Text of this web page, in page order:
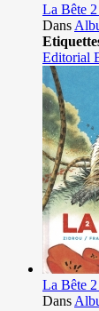
La Bête
Dans
Editorial
La Bête
Dans